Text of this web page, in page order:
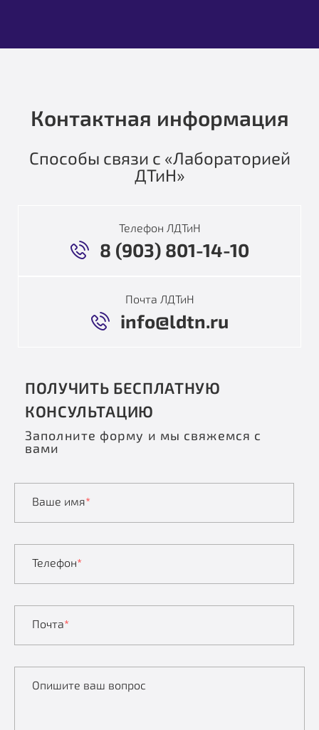
Контактная информация
Способы связи с «Лабораторией
ДТиН»
Телефон ЛДТиН
8 (903) 801-14-10
Почта ЛДТиН
info@ldtn.ru
ПОЛУЧИТЬ БЕСПЛАТНУЮ
КОНСУЛЬТАЦИЮ
Заполните форму и мы свяжемся с
вами
Ваше имя*
Телефон*
Почта*
Опишите ваш вопрос